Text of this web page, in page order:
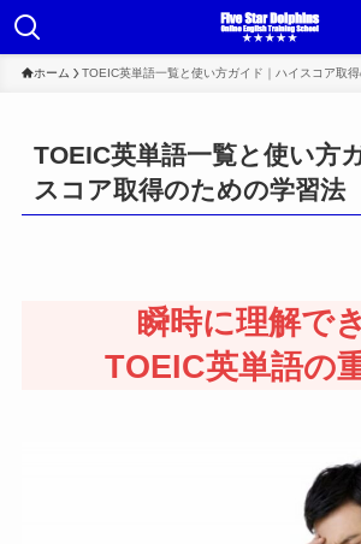
ホーム TOEIC英単語一覧と使い方ガイド｜ハイスコア取
TOEIC英単語一覧と使い方
スコア取得のための学習法
瞬時に理解で
TOEIC英単語の